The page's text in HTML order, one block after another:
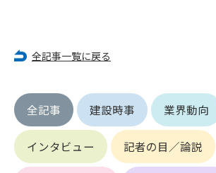
全記事一覧に戻る
全記事 建設時事 業界動向
インタビュー 記者の目／論説
(4) 会員申込者が管理者所定の手続き通りに会
2. 管理者は承認後であっても承認した会員が
当することが判明した場合、会員資格を取
ます。
第5条（IDおよびパスワードの管理）